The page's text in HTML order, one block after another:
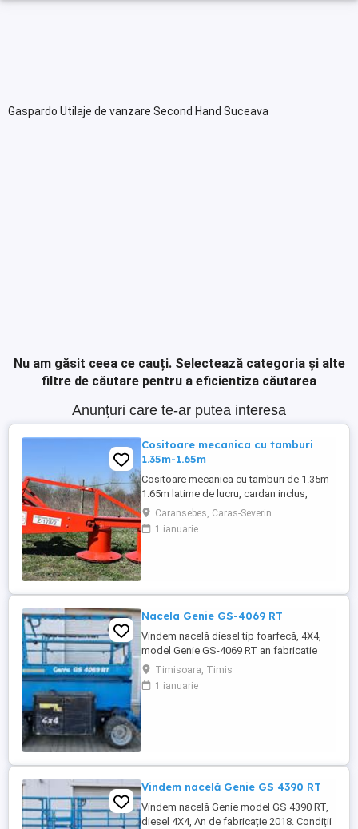
Gaspardo Utilaje de vanzare Second Hand Suceava
Nu am găsit ceea ce cauți. Selectează categoria și alte
filtre de căutare pentru a eficientiza căutarea
Anunțuri care te-ar putea interesa
Cositoare mecanica cu tamburi
1.35m-1.65m
Cositoare mecanica cu tamburi de 1.35m-
1.65m latime de lucru, cardan inclus,
prelata, cheie de cutite Transport in toate
judetele
Caransebes, Caras-Severin
1 ianuarie
Nacela Genie GS-4069 RT
Vindem nacelă diesel tip foarfecă, 4X4,
model Genie GS-4069 RT an fabricatie
2018, 1100 ore functionare, conditii de
functionare foarte bune.
Timisoara, Timis
1 ianuarie
Vindem nacelă Genie GS 4390 RT
Vindem nacelă Genie model GS 4390 RT,
diesel 4X4, An de fabricație 2018. Condiții